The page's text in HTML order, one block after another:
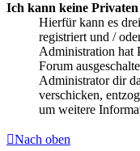
Ich kann keine
Hierfür kann es
registriert und /
Administration hat
Forum
Administrator dir
verschicken,
um weitere
Nach oben